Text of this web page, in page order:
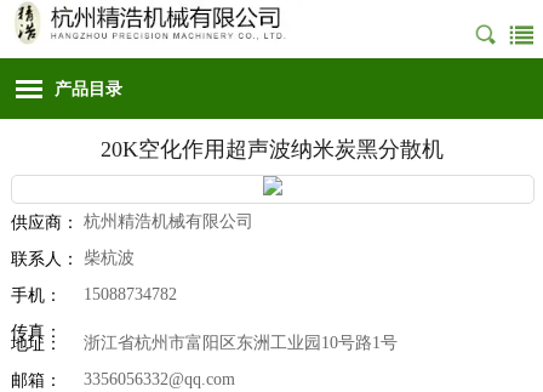
产品目录
20K空化作用超声波纳米炭黑分散机
供应商： 杭州精浩机械有限公司
联系人： 柴杭波
手机： 15088734782
传真：
地址： 浙江省杭州市富阳区东洲工业园10号路1号
邮箱： 3356056332@qq.com